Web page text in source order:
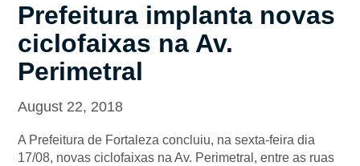
Prefeitura implanta novas
ciclofaixas na Av.
Perimetral
August 22, 2018
A Prefeitura de Fortaleza concluiu, na sexta-feira dia
17/08, novas ciclofaixas na Av. Perimetral, entre as ruas